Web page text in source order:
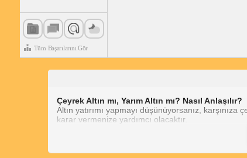
Tüm Başarılarını Gör
Çeyrek Altın mı, Yarım Altın mı? Nasıl Anlaşılır?
Altın yatırımı yapmayı düşünüyorsanız,
karar vermenize yardımcı olacaktır.
Yarım
Yaklaşık